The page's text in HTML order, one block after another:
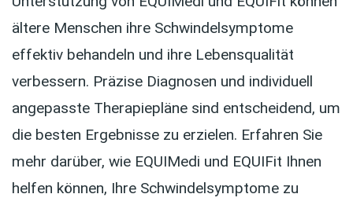
ältere Menschen ihre Schwindelsymptome
effektiv behandeln und ihre Lebensqualität
verbessern. Präzise Diagnosen und individuell
angepasste Therapiepläne sind entscheidend, um
die besten Ergebnisse zu erzielen. Erfahren Sie
mehr darüber, wie EQUIMedi und EQUIFit Ihnen
helfen können, Ihre Schwindelsymptome zu